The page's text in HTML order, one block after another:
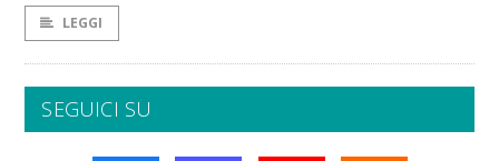
LEGGI
SEGUICI SU